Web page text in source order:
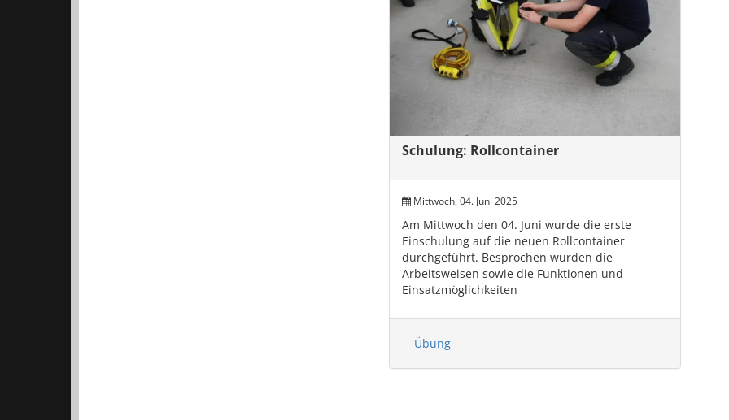
Schulung: Rollcontainer
Mittwoch, 04. Juni 2025
Am Mittwoch den 04. Juni wurde die erste
Einschulung auf die neuen Rollcontainer
durchgeführt. Besprochen wurden die
Arbeitsweisen sowie die Funktionen und
Einsatzmöglichkeiten
Übung